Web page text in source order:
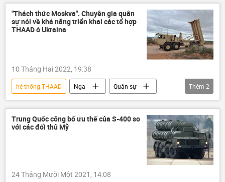
Quân sự
Bắc Triều Tiên
vũ khí hạt nhân
"Thách thức Moskva". Chuyên gia quân
sự nói về khả năng triển khai các tổ hợp
THAAD ở Ukraina
10 Tháng Hai 2022, 19:38
hệ thống THAAD Nga
Quân sự
Quan điểm-Ý kiến
Ukraina
Thêm 2
Trung Quốc công bố ưu thế của S-400 so
với các đối thủ Mỹ
24 Tháng Mười Một 2021, 14:08